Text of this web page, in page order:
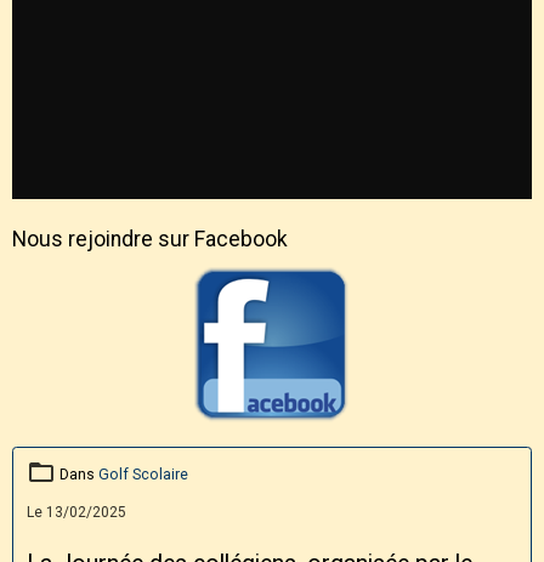
Nous rejoindre sur Facebook
Dans Golf Scolaire
Le 13/02/2025